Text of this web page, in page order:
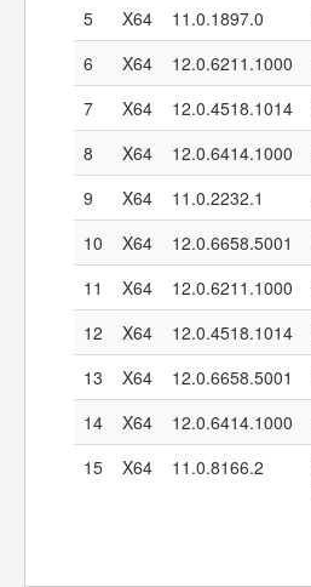
5
X64 11.0.1897.0
6
X64 12.0.6211.1000
7
X64 12.0.4518.1014
8
X64 12.0.6414.1000
9
X64 11.0.2232.1
10
X64 12.0.6658.5001
11
X64 12.0.6211.1000
12
X64 12.0.4518.1014
13
X64 12.0.6658.5001
14
X64 12.0.6414.1000
15
X64 11.0.8166.2